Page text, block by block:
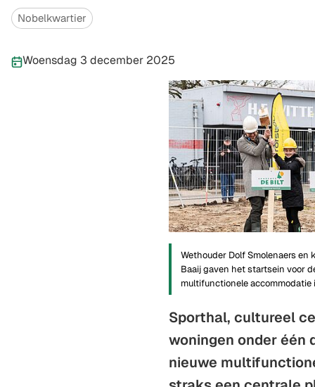
Nobelkwartier
Publicatiedatum:
Woensdag 3 december 2025
Wethouder Dolf Smolenaers en
Baaij gaven het startsein voor
multifunctionele
Sporthal, cultureel
woningen onder één
nieuwe